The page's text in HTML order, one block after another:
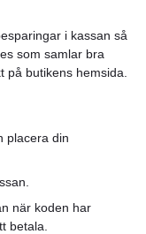
i kassan så
som samlar bra
på butikens hemsida.
placera din
när koden har
betala.